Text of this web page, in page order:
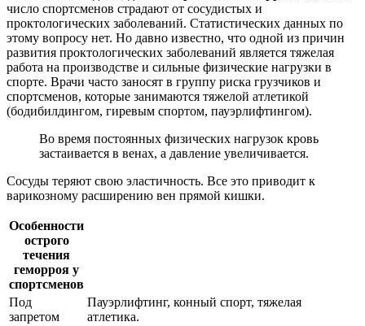
число спортсменов страдают от сосудистых и
проктологических заболеваний. Статистических данных по
этому вопросу нет. Но давно известно, что одной из причин
развития проктологических заболеваний является тяжелая
работа на производстве и сильные физические нагрузки в
спорте. Врачи часто заносят в группу риска грузчиков и
спортсменов, которые занимаются тяжелой атлетикой
(бодибилдингом, гиревым спортом, пауэрлифтингом).
Во время постоянных физических нагрузок кровь
застаивается в венах, а давление увеличивается.
Сосуды теряют свою эластичность. Все это приводит к
варикозному расширению вен прямой кишки.
Особенности
острого
течения
геморроя у
спортсменов
Под
запретом
Пауэрлифтинг, конный спорт, тяжелая
атлетика.